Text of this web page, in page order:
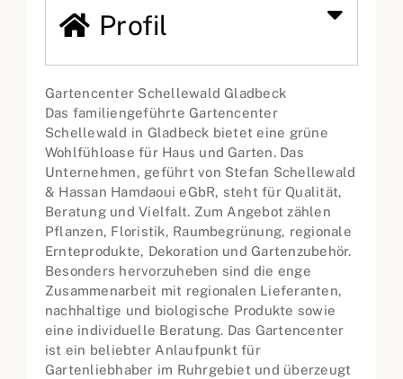
Profil
Gartencenter Schellewald Gladbeck
Das familiengeführte Gartencenter
Schellewald in Gladbeck bietet eine grüne
Wohlfühloase für Haus und Garten. Das
Unternehmen, geführt von Stefan Schellewald
& Hassan Hamdaoui eGbR, steht für Qualität,
Beratung und Vielfalt. Zum Angebot zählen
Pflanzen, Floristik, Raumbegrünung, regionale
Ernteprodukte, Dekoration und Gartenzubehör.
Besonders hervorzuheben sind die enge
Zusammenarbeit mit regionalen Lieferanten,
nachhaltige und biologische Produkte sowie
eine individuelle Beratung. Das Gartencenter
ist ein beliebter Anlaufpunkt für
Gartenliebhaber im Ruhrgebiet und überzeugt